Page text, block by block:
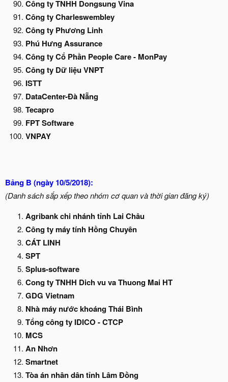
Công ty TNHH Dongsung Vina
Công ty Charleswembley
Công ty Phương Linh
Phú Hưng Assurance
Công ty Cổ Phần People Care - MonPay
Công ty Dữ liệu VNPT
ISTT
DataCenter-Đà Nẵng
Tecapro
FPT Software
VNPAY
Bảng B (ngày 10/5/2018):
(Danh sách sắp xếp theo nhóm cơ quan và thời gian đăng ký)
Agribank chi nhánh tỉnh Lai Châu
Công ty máy tính Hồng Chuyên
CÁT LINH
SPT
Splus-software
Cong ty TNHH Dich vu va Thuong Mai HT
GDG Vietnam
Nhà máy nước khoáng Thái Bình
Tổng công ty IDICO - CTCP
MCS
An Nhơn
Smartnet
Tòa án nhân dân tỉnh Lâm Đồng